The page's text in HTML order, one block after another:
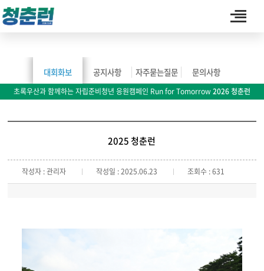
대회화보 공지사항 자주묻는질문 문의사항
초록우산과 함께하는 자립준비청년 응원캠페인 Run for Tomorrow2026 청춘런
2025 청춘런
작성자 : 관리자 작성일 : 2025.06.23 조회수 : 631